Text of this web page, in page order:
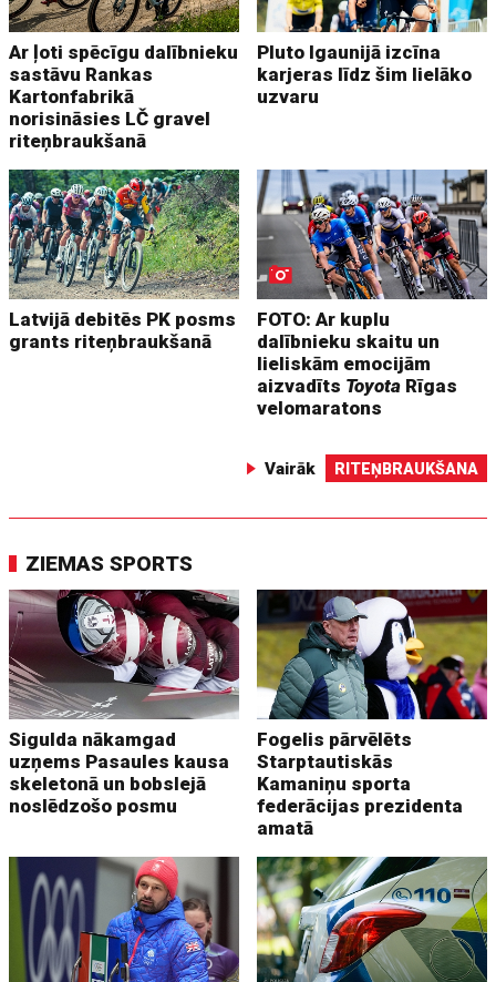
Ar ļoti spēcīgu dalībnieku
sastāvu Rankas
Kartonfabrikā
norisināsies LČ gravel
riteņbraukšanā
Pluto Igaunijā izcīna
karjeras līdz šim lielāko
uzvaru
Latvijā debitēs PK posms
grants riteņbraukšanā
FOTO: Ar kuplu
dalībnieku skaitu un
lieliskām emocijām
aizvadīts Toyota Rīgas
velomaratons
Vairāk RITEŅBRAUKŠANA
ZIEMAS SPORTS
Sigulda nākamgad
uzņems Pasaules kausa
skeletonā un bobslejā
noslēdzošo posmu
Fogelis pārvēlēts
Starptautiskās
Kamaniņu sporta
federācijas prezidenta
amatā